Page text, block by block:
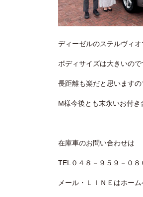
ディーゼルのステルヴィ
ボディサイズは大きいの
長距離も楽だと思いますの
M様今後とも末永いお付き
在庫車のお問い合わせは
TEL０４８－９５９－０８
メール・ＬＩＮＥはホーム